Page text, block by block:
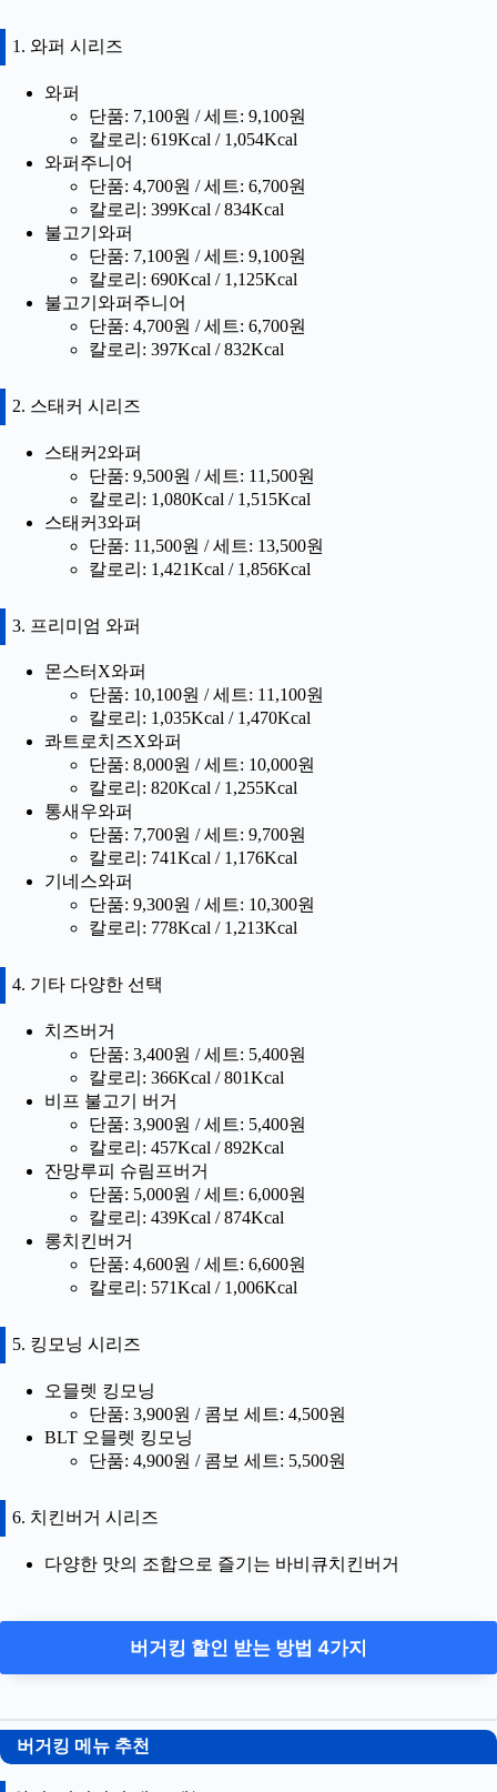
1. 와퍼 시리즈
와퍼
단품: 7,100원 / 세트: 9,100원
칼로리: 619Kcal / 1,054Kcal
와퍼주니어
단품: 4,700원 / 세트: 6,700원
칼로리: 399Kcal / 834Kcal
불고기와퍼
단품: 7,100원 / 세트: 9,100원
칼로리: 690Kcal / 1,125Kcal
불고기와퍼주니어
단품: 4,700원 / 세트: 6,700원
칼로리: 397Kcal / 832Kcal
2. 스태커 시리즈
스태커2와퍼
단품: 9,500원 / 세트: 11,500원
칼로리: 1,080Kcal / 1,515Kcal
스태커3와퍼
단품: 11,500원 / 세트: 13,500원
칼로리: 1,421Kcal / 1,856Kcal
3. 프리미엄 와퍼
몬스터X와퍼
단품: 10,100원 / 세트: 11,100원
칼로리: 1,035Kcal / 1,470Kcal
콰트로치즈X와퍼
단품: 8,000원 / 세트: 10,000원
칼로리: 820Kcal / 1,255Kcal
통새우와퍼
단품: 7,700원 / 세트: 9,700원
칼로리: 741Kcal / 1,176Kcal
기네스와퍼
단품: 9,300원 / 세트: 10,300원
칼로리: 778Kcal / 1,213Kcal
4. 기타 다양한 선택
치즈버거
단품: 3,400원 / 세트: 5,400원
칼로리: 366Kcal / 801Kcal
비프 불고기 버거
단품: 3,900원 / 세트: 5,400원
칼로리: 457Kcal / 892Kcal
잔망루피 슈림프버거
단품: 5,000원 / 세트: 6,000원
칼로리: 439Kcal / 874Kcal
롱치킨버거
단품: 4,600원 / 세트: 6,600원
칼로리: 571Kcal / 1,006Kcal
5. 킹모닝 시리즈
오믈렛 킹모닝
단품: 3,900원 / 콤보 세트: 4,500원
BLT 오믈렛 킹모닝
단품: 4,900원 / 콤보 세트: 5,500원
6. 치킨버거 시리즈
다양한 맛의 조합으로 즐기는 바비큐치킨버거
버거킹 할인 받는 방법 4가지
버거킹 메뉴 추천